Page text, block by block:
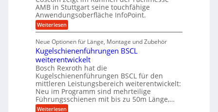
r
r
a
e
U
m
g
e
b
u
n
i
n
g
a
n
g
S
t
e
l
e
n
b
e
f
ü
r
r
ä
z
i
s
e
H
u
b
b
s
i
o
n
f
r
A
u
t
o
m
o
t
i
v
AMB in Stuttgart seine touchfähige
Anwendungsoberfläche InfoPoint.
Weiterlesen:
D
g
i
t
a
l
e
r
W
e
r
Neue Optionen für Länge, Montage und Zubehör
Kugelschienenführungen BSCL
weiterentwickelt
Bosch Rexroth hat die
Kugelschienenführungen BSCL für den
mittleren Leistungsbereich weiterentwickelt:
Neu im Programm sind mehrteilige
Führungsschienen mit bis zu 50m Länge,…
Weiterlesen: